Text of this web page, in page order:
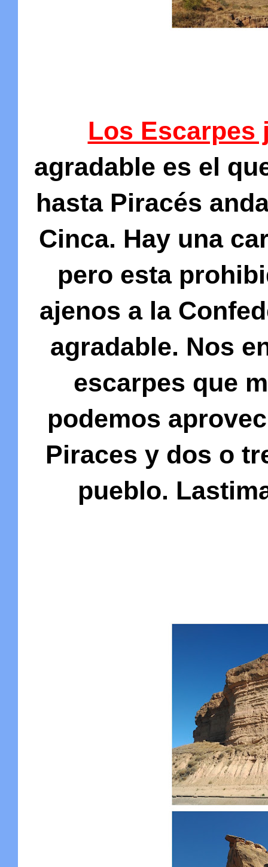
Los Escarpes
agradable es el
hasta Piracés
Cinca. Hay una
pero esta
ajenos a la
agradable. Nos
escarpes que
podemos
Piraces y dos o
pueblo.